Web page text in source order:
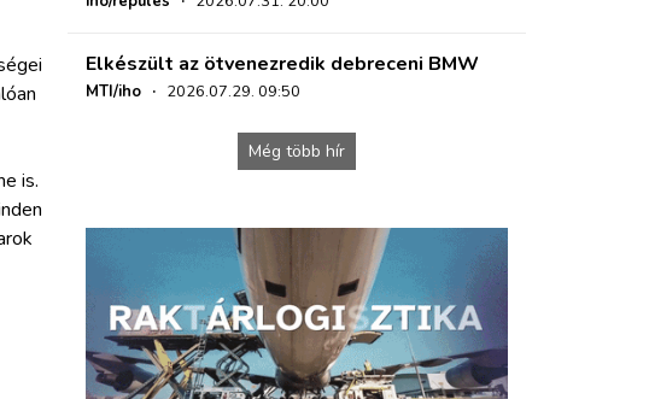
is.
Elkészült az ötvenezredik debreceni BMW
MTI/iho · 2026.07.29. 09:50
Még több hír